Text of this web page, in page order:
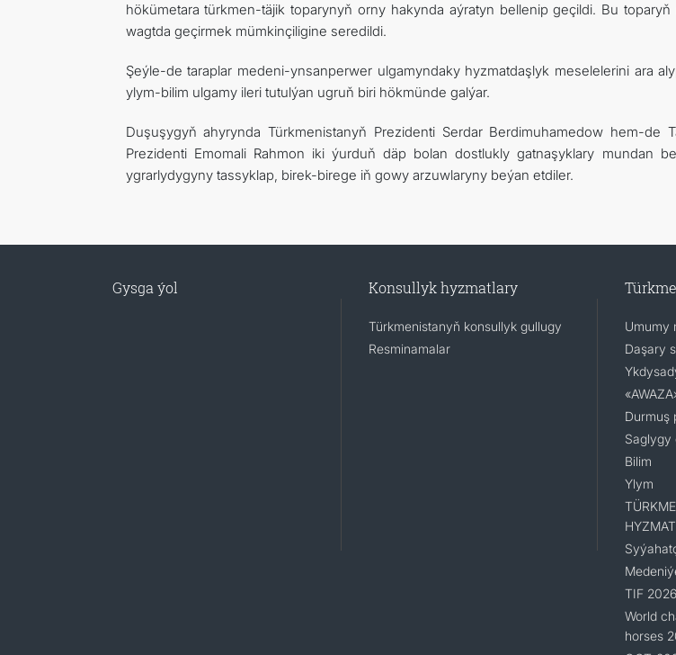
hökümetara türkmen-täjik toparynyň orny hakynda aýratyn bellenip geçildi. Bu
wagtda geçirmek mümkinçiligine seredildi.
Şeýle-de taraplar medeni-ynsanperwer ulgamyndaky hyzmatdaşlyk meselelerini ara
ylym-bilim ulgamy ileri tutulýan ugruň biri hökmünde galýar.
Duşuşygyň ahyrynda Türkmenistanyň Prezidenti Serdar Berdimuhamedow hem-de
Prezidenti Emomali Rahmon iki ýurduň däp bolan dostlukly gatnaşyklary mundan
ygrarlydygyny tassyklap, birek-birege iň gowy arzuwlaryny beýan etdiler.
Gysga ýol Konsullyk hyzmatlary
Türkmenistanyň konsullyk gullugy
Resminamalar
Umumy
Daşary
Durmuş
Saglygy
Bilim
Ylym
TIF 2026
World
horses